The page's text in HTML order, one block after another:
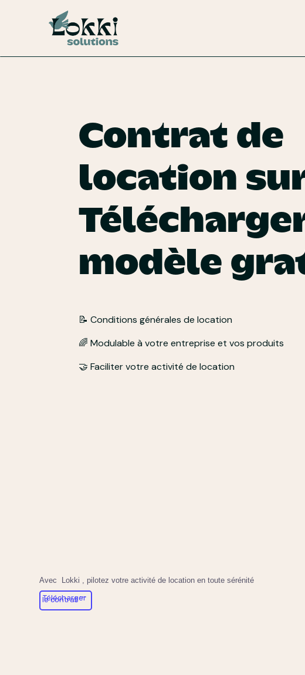
Contrat de
location
modèle
📝 Conditions générales de location
🌈 Modulable à votre entreprise et vos produits
🤝 Faciliter votre activité de location
Avec Lokki , pilotez votre activité de location en toute sérénité
Télécharger
le contrat ```